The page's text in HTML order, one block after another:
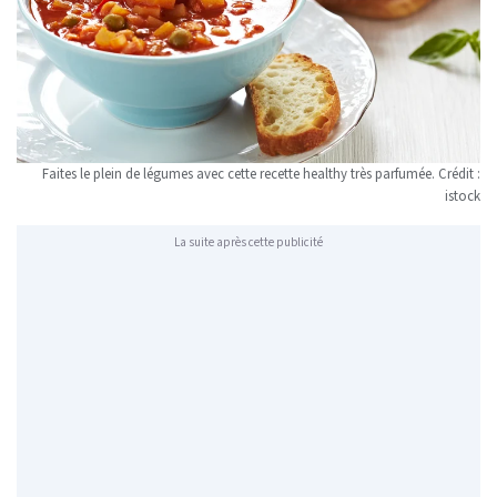
Faites le plein de légumes avec cette recette healthy très parfumée. Crédit :
istock
La suite après cette publicité